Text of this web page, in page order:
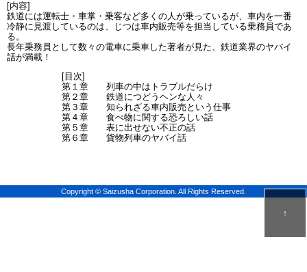
[内容]
鉄道には運転士・車掌・乗客など多くの人が乗っているが、車内を一番
冷静に見渡しているのは、じつは車内販売等を担当している乗務員であ
る。
長年乗務員として数々の電車に乗車した著者が見た、鉄道業界のヤバイ
話が満載！
[目次]
第１章 列車の中はトラブルだらけ
第２章 鉄道につどうヘンな人々
第３章 知られざる車内販売という仕事
第４章 食べ物に関する恐ろしい話
第５章 表に出せない不正の話
第６章 貨物列車のヤバイ話
↑
Copyright © Saizusha Corporation. All Rights Reserved.